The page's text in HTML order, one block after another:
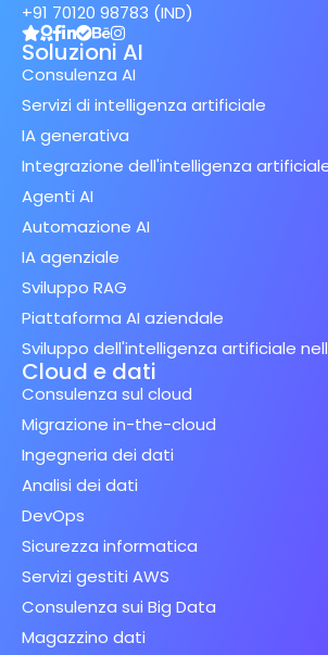
+91 70120 98783 (IND)
Soluzioni AI
Consulenza AI
Servizi di intelligenza artificiale
IA generativa
Integrazione dell'intelligenza
Agenti AI
Automazione AI
IA agenziale
Sviluppo RAG
Piattaforma AI aziendale
Sviluppo dell'intelligenza artificiale
Cloud e dati
Consulenza sul cloud
Migrazione in-the-cloud
Ingegneria dei dati
Analisi dei dati
DevOps
Sicurezza informatica
Servizi gestiti AWS
Consulenza sui Big Data
Magazzino dati